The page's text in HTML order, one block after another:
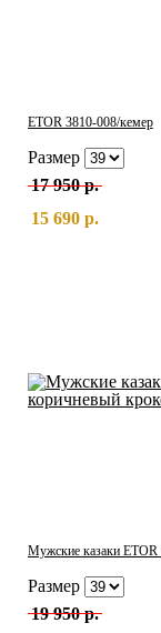
ETOR 3810-008/кемер
Размер
17 950 р.
15 690 р.
Мужские казаки
Размер
19 950 р.